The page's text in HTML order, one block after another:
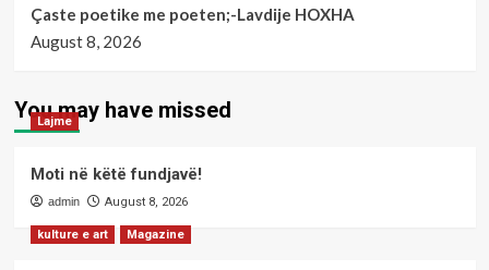
Çaste poetike me poeten;-Lavdije HOXHA
August 8, 2026
You may have missed
Lajme
Moti në këtë fundjavë!
admin August 8, 2026
kulture e art Magazine